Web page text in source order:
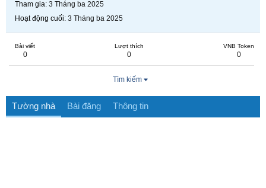
Tham gia 3 Tháng ba 2025
Hoạt động cuối 3 Tháng ba 2025
Bài viết
0
Lượt thích
0
VNB Token
0
Tìm kiếm
Tường nhà Bài đăng Thông tin